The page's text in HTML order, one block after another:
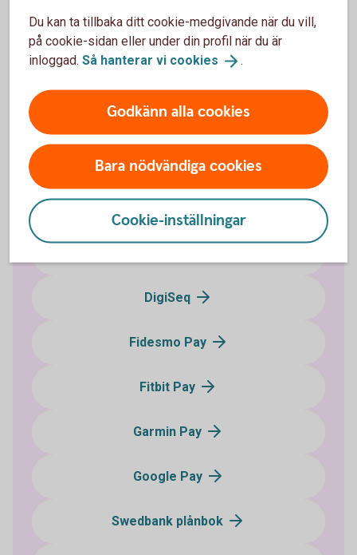
Om du har frågor eller funderingar om Swatch Pay,
vänd dig till Swatch för mer information.
Swatch Pay
Blippa med mobil eller klocka
DigiSeq
Fidesmo Pay
Fitbit Pay
Garmin Pay
Google Pay
Swedbank plånbok
Du kan ta tillbaka ditt cookie-medgivande när du vill,
på cookie-sidan eller under din profil när du är
inloggad. Så hanterar vi cookies .
Godkänn alla cookies
Bara nödvändiga cookies
Cookie-inställningar